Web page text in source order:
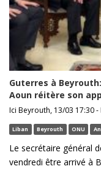
Guterres à
Aoun réitère son
Ici Beyrouth, 13/03 17:30
Liban Beyrouth ONU
Le secrétaire général
vendredi être arrivé à